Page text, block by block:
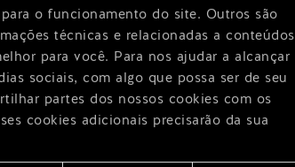
o funcionamento do site. Outros são
técnicas e relacionadas a conteúdos
para você. Para nos ajudar a alcançar
sociais, com algo que possa ser de seu
partes dos nossos cookies com os
cookies adicionais precisarão da sua